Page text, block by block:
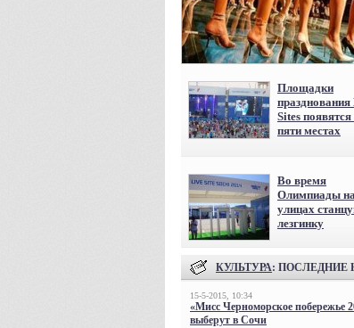
Площадки
Sites появятся
пяти местах
Во время
Олимпиады
улицах
лезгинку
КУЛЬТУРА: ПОСЛЕДНИЕ
15-5-2015, 10:34
«Мисс Черноморское побережье
выберут в Сочи